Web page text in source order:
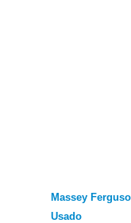
Massey
Usado